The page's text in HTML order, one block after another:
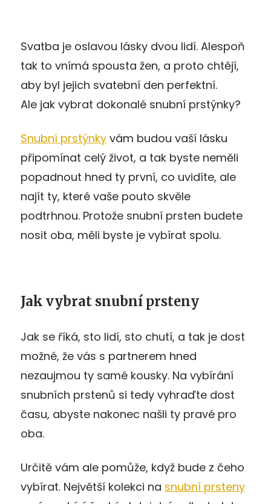
Svatba je oslavou lásky dvou lidí. Alespoň
tak to vnímá spousta žen, a proto chtějí,
aby byl jejich svatební den perfektní.
Ale jak vybrat dokonalé snubní prstýnky?
Snubní prstýnky vám budou vaší lásku
připomínat celý život, a tak byste neměli
popadnout hned ty první, co uvidíte, ale
najít ty, které vaše pouto skvěle
podtrhnou. Protože snubní prsten budete
nosit oba, měli byste je vybírat spolu.
Jak vybrat snubní prsteny
Jak se říká, sto lidí, sto chutí, a tak je dost
možné, že vás s partnerem hned
nezaujmou ty samé kousky. Na vybírání
snubních prstenů si tedy vyhraďte dost
času, abyste nakonec našli ty pravé pro
oba.
Určitě vám ale pomůže, když bude z čeho
vybírat. Největší kolekci na snubní prsteny